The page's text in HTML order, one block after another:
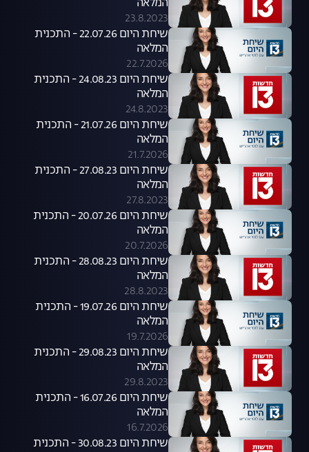
המלאה
23.8.2023
שיחת היום 22.07.26 - התכנית
המלאה
22.7.2026
שיחת היום 24.08.23 - התכנית
המלאה
24.8.2023
שיחת היום 21.07.26 - התכנית
המלאה
21.7.2026
שיחת היום 27.08.23 - התכנית
המלאה
27.8.2023
שיחת היום 20.07.26 - התכנית
המלאה
20.7.2026
שיחת היום 28.08.23 - התכנית
המלאה
28.8.2023
שיחת היום 19.07.26 - התכנית
המלאה
19.7.2026
שיחת היום 29.08.23 - התכנית
המלאה
29.8.2023
שיחת היום 16.07.26 - התכנית
המלאה
16.7.2026
שיחת היום 30.08.23 - התכנית